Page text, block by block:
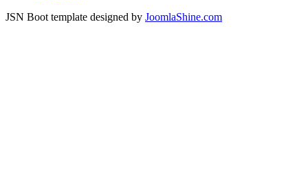
JSN Boot template designed by JoomlaShine.com